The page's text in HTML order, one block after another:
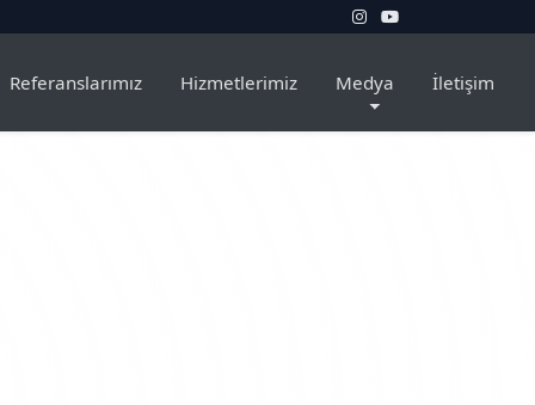
Referanslarımız Hizmetlerimiz Medya İletişim